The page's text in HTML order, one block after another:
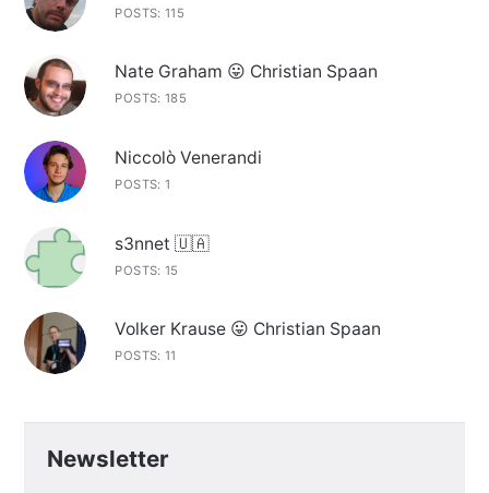
POSTS: 115
Nate Graham 😛 Christian Spaan
POSTS: 185
Niccolò Venerandi
POSTS: 1
s3nnet 🇺🇦
POSTS: 15
Volker Krause 😛 Christian Spaan
POSTS: 11
Newsletter